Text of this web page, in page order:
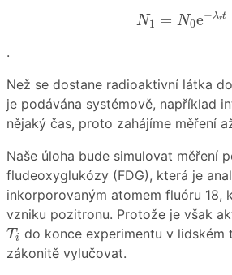
N1 = N0e−λrt
N1 0e −λrt
.
Než se dostane radioaktivní látka
je podávána systémově, například
nějaký čas, proto zahájíme měření
Naše úloha bude simulovat měření
fludeoxyglukózy (FDG), která je
inkorporovaným atomem fluóru 18,
vzniku pozitronu. Protože je však
Ti
Ti do konce experimentu v lidském
zákonitě vylučovat.